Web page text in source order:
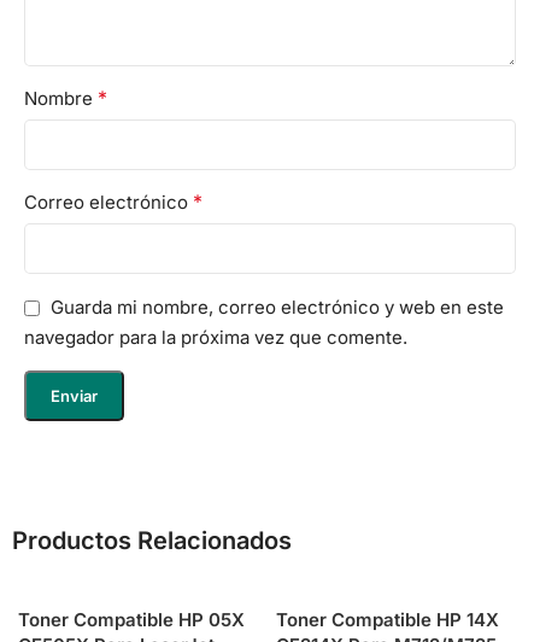
Nombre *
Correo electrónico *
Guarda mi nombre, correo electrónico y web en este
navegador para la próxima vez que comente.
Productos Relacionados
Toner Compatible HP 05X
Toner Compatible HP 14X